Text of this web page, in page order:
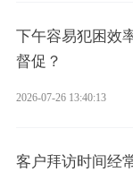
下午容易犯困效
督促？
2026-07-26 13:40:13
客户拜访时间经